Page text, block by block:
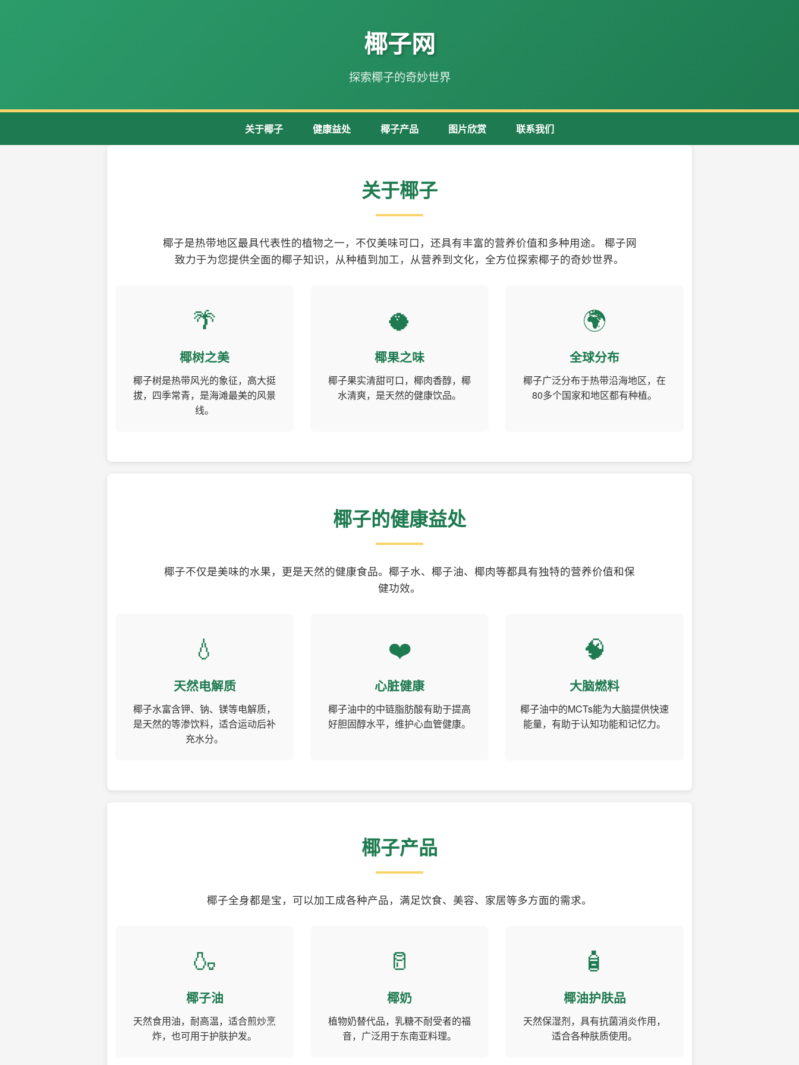
椰子网
探索椰子的奇妙世界
关于椰子 健康益处 椰子产品 图片欣赏 联系我们
关于椰子
椰子是热带地区最具代表性的植物之一，不仅美味可口，还具有丰富的营养价值和多种用途。 椰子网
致力于为您提供全面的椰子知识，从种植到加工，从营养到文化，全方位探索椰子的奇妙世界。
🌴
椰树之美
椰子树是热带风光的象征，高大挺
拔，四季常青，是海滩最美的风景
线。
🥥
椰果之味
椰子果实清甜可口，椰肉香醇，椰
水清爽，是天然的健康饮品。
🌍
全球分布
椰子广泛分布于热带沿海地区，在
80多个国家和地区都有种植。
椰子的健康益处
椰子不仅是美味的水果，更是天然的健康食品。椰子水、椰子油、椰肉等都具有独特的营养价值和保
健功效。
💧
天然电解质
椰子水富含钾、钠、镁等电解质，
是天然的等渗饮料，适合运动后补
充水分。
❤️
心脏健康
椰子油中的中链脂肪酸有助于提高
好胆固醇水平，维护心血管健康。
🧠
大脑燃料
椰子油中的MCTs能为大脑提供快速
能量，有助于认知功能和记忆力。
椰子产品
椰子全身都是宝，可以加工成各种产品，满足饮食、美容、家居等多方面的需求。
🍶
椰子油
天然食用油，耐高温，适合煎炒烹
炸，也可用于护肤护发。
🥛
椰奶
植物奶替代品，乳糖不耐受者的福
音，广泛用于东南亚料理。
🧴
椰油护肤品
天然保湿剂，具有抗菌消炎作用，
适合各种肤质使用。